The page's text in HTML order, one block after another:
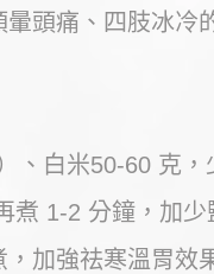
頭痛、四肢冰冷
、白米50-60 克，
1-2 分鐘，加少
加強祛寒溫胃效